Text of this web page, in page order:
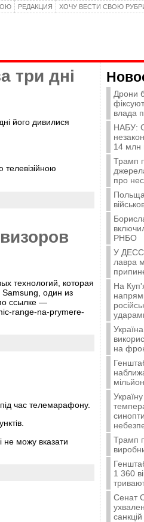
РЕДАКЦИЯ ХОЧУ ВЕСТИ СВОЮ
три дні
його дивилися
телевізійною
технологий, которая
один из
ссылке —
range-na-prymere-
час телемарафону.
не можу вказати
Дрони
влада
НАБУ:
14 млн
Трамп
про
Польща
РНБО
У ДЕСС
лавра
На
на
Трамп
1 360
Сенат